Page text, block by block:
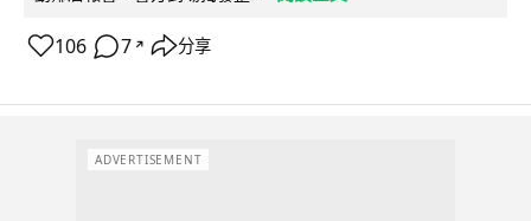
106 7 ↗ 分享
ADVERTISEMENT